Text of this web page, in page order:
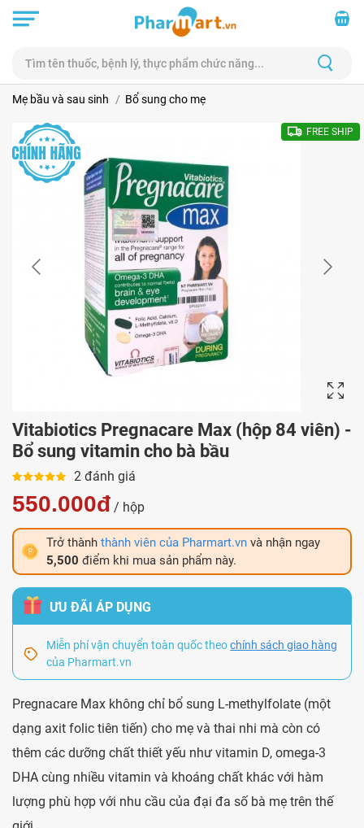
Mẹ bầu và sau sinh Bổ sung cho mẹ
FREE SHIP
Vitabiotics Pregnacare Max (hộp 84 viên) -
Bổ sung vitamin cho bà bầu
2 đánh giá
550.000đ / hộp
Trở thành thành viên của Pharmart.vn và nhận ngay
5,500 điểm khi mua sản phẩm này.
ƯU ĐÃI ÁP DỤNG
Miễn phí vận chuyển toàn quốc theochính sách giao hàng
của Pharmart.vn
Pregnacare Max không chỉ bổ sung L-methylfolate (một
dạng axit folic tiên tiến) cho mẹ và thai nhi mà còn có
thêm các dưỡng chất thiết yếu như vitamin D, omega-3
DHA cùng nhiều vitamin và khoáng chất khác với hàm
lượng phù hợp với nhu cầu của đại đa số bà mẹ trên thế